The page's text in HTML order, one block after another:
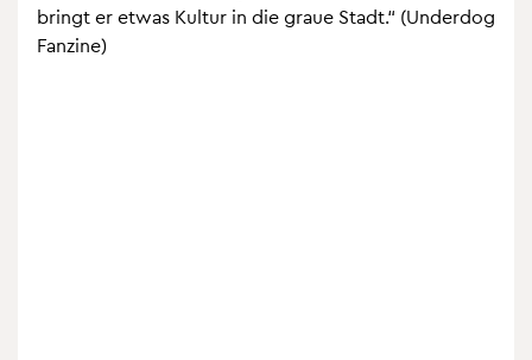
bringt er etwas Kul­tur in die graue Stadt.“ (Un­der­dog
Fan­zine)